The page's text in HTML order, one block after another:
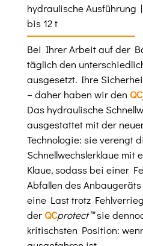
hydraulische Ausführung
bis 12 t
Bei Ihrer Arbeit auf der
täglich den
ausgesetzt. Ihre
– daher haben wir den QC
Das hydraulische
ausgestattet mit der
Technologie: sie verengt
Schnellwechslerklaue mit
Klaue, sodass bei einer
Abfallen des
eine Last trotz
der QCprotect™sie
kritischsten Position: